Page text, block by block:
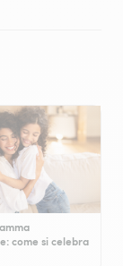
come si celebra